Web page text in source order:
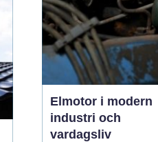
Växjö blir valet av
material, utförande05
augusti 2026
Elmotor i modern
industri och
vardagsliv